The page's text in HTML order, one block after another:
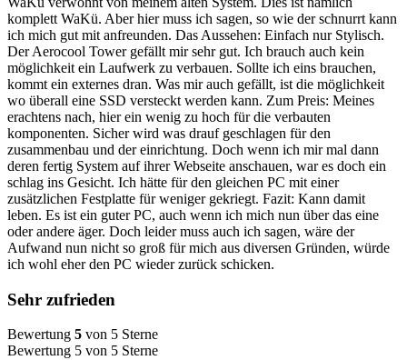
komplett WaKü. Aber hier muss ich sagen, so wie der schnurrt kann
ich mich gut mit anfreunden. Das Aussehen: Einfach nur Stylisch.
Der Aerocool Tower gefällt mir sehr gut. Ich brauch auch kein
möglichkeit ein Laufwerk zu verbauen. Sollte ich eins brauchen,
kommt ein externes dran. Was mir auch gefällt, ist die möglichkeit
wo überall eine SSD versteckt werden kann. Zum Preis: Meines
erachtens nach, hier ein wenig zu hoch für die verbauten
komponenten. Sicher wird was drauf geschlagen für den
zusammenbau und der einrichtung. Doch wenn ich mir mal dann
deren fertig System auf ihrer Webseite anschauen, war es doch ein
schlag ins Gesicht. Ich hätte für den gleichen PC mit einer
zusätzlichen Festplatte für weniger gekriegt. Fazit: Kann damit
leben. Es ist ein guter PC, auch wenn ich mich nun über das eine
oder andere äger. Doch leider muss auch ich sagen, wäre der
Aufwand nun nicht so groß für mich aus diversen Gründen, würde
ich wohl eher den PC wieder zurück schicken.
Sehr zufrieden
Bewertung 5 von 5 Sterne
Bewertung 5 von 5 Sterne